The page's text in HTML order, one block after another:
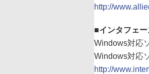
http://
■インタフェー
Windows対応
Windows対応
http://